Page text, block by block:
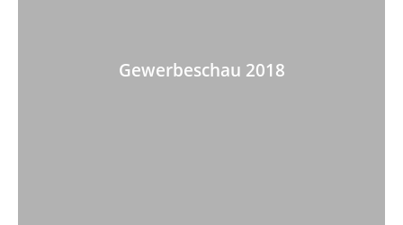
Ge­wer­be­schau 2018